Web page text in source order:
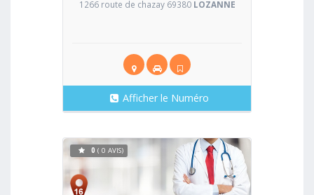
1266 route de chazay 69380 LOZANNE
Afficher le Numéro
Voir
0 ( 0 AVIS)